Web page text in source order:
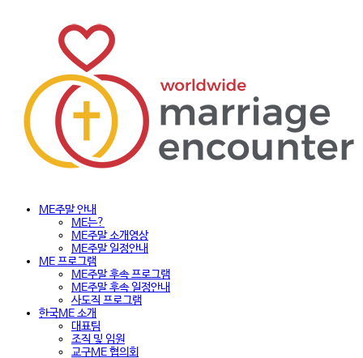
ME주말 안내
ME는?
ME주말 소개영상
ME주말 일정안내
ME 프로그램
ME주말 후속 프로그램
ME주말 후속 일정안내
사도직 프로그램
한국ME 소개
대표팀
조직 및 임원
교구ME 협의회